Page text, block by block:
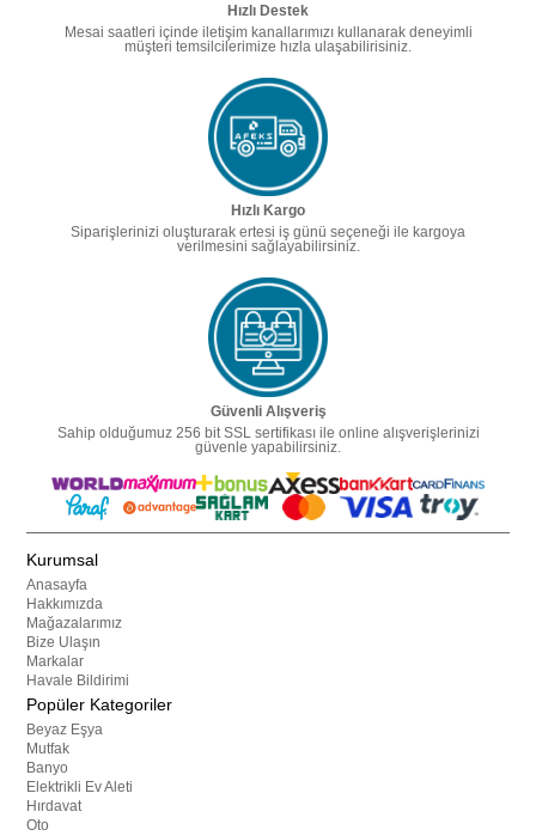
Hızlı Destek
Mesai saatleri içinde iletişim kanallarımızı kullanarak deneyimli
müşteri temsilcilerimize hızla ulaşabilirisiniz.
Hızlı Kargo
Siparişlerinizi oluşturarak ertesi iş günü seçeneği ile kargoya
verilmesini sağlayabilirsiniz.
Güvenli Alışveriş
Sahip olduğumuz 256 bit SSL sertifikası ile online alışverişlerinizi
güvenle yapabilirsiniz.
Kurumsal
Anasayfa
Hakkımızda
Mağazalarımız
Bize Ulaşın
Markalar
Havale Bildirimi
Popüler Kategoriler
Beyaz Eşya
Mutfak
Banyo
Elektrikli Ev Aleti
Hırdavat
Oto